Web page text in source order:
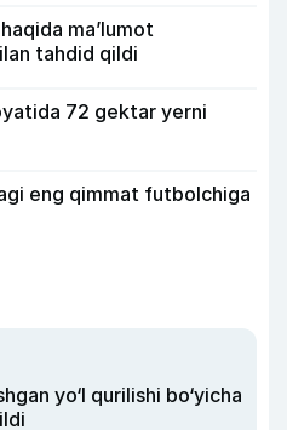
ma’lumot
tahdid qildi
72 gektar yerni
eng qimmat futbolchiga
yo‘l qurilishi bo‘yicha